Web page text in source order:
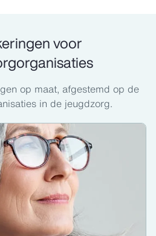
voor
op maat, afgestemd op de
in de jeugdzorg.